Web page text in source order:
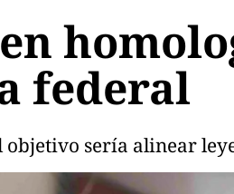
federal
objetivo sería alinear